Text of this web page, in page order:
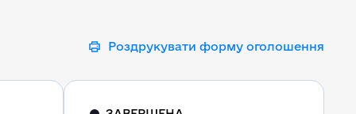
Роздрукувати форму оголошення